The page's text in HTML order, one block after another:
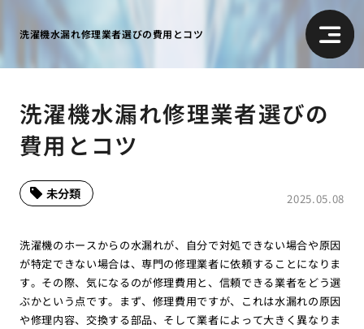
洗濯機水漏れ修理業者選びの費用とコツ
洗濯機水漏れ修理業者選びの
費用とコツ
2025.05.08
未分類
洗濯機のホースからの水漏れが、自分で対処できない場合や原因
が特定できない場合は、専門の修理業者に依頼することになりま
す。その際、気になるのが修理費用と、信頼できる業者をどう選
ぶかという点です。まず、修理費用ですが、これは水漏れの原因
や修理内容、交換する部品、そして業者によって大きく異なりま